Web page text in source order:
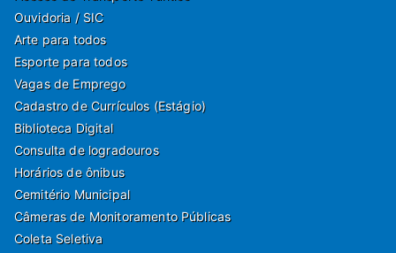
Ouvidoria / SIC
Arte para todos
Esporte para todos
Vagas de Emprego
Cadastro de Currículos (Estágio)
Biblioteca Digital
Consulta de logradouros
Horários de ônibus
Cemitério Municipal
Câmeras de Monitoramento Públicas
Coleta Seletiva